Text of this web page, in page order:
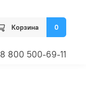
Корзина 0
8 800 500-69-11